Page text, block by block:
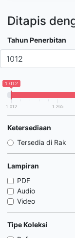
Ditapis
Tahun Penerbitan
1 012
1 012 1 265
Ketersediaan
Tersedia di Rak
Lampiran
PDF
Audio
Video
Tipe Koleksi